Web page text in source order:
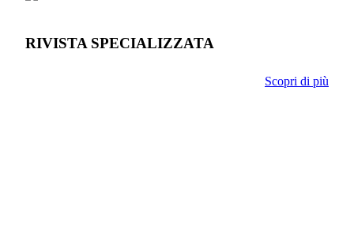
RIVISTA SPECIALIZZATA
Scopri di più